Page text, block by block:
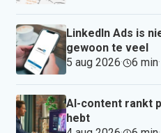
LinkedIn Ads is
gewoon te veel
5 aug 2026· 6 min·
AI-content rankt
hebt